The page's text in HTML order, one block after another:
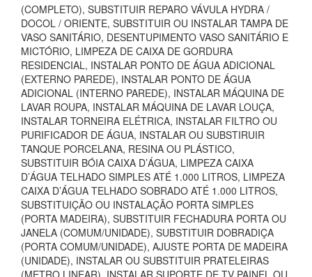
(COMPLETO), SUBSTITUIR REPARO VÁVULA HYDRA /
DOCOL / ORIENTE, SUBSTITUIR OU INSTALAR TAMPA DE
VASO SANITÁRIO, DESENTUPIMENTO VASO SANITÁRIO E
MICTÓRIO, LIMPEZA DE CAIXA DE GORDURA
RESIDENCIAL, INSTALAR PONTO DE ÁGUA ADICIONAL
(EXTERNO PAREDE), INSTALAR PONTO DE ÁGUA
ADICIONAL (INTERNO PAREDE), INSTALAR MÁQUINA DE
LAVAR ROUPA, INSTALAR MÁQUINA DE LAVAR LOUÇA,
INSTALAR TORNEIRA ELÉTRICA, INSTALAR FILTRO OU
PURIFICADOR DE ÁGUA, INSTALAR OU SUBSTIRUIR
TANQUE PORCELANA, RESINA OU PLÁSTICO,
SUBSTITUIR BÓIA CAIXA D’ÁGUA, LIMPEZA CAIXA
D’ÁGUA TELHADO SIMPLES ATÉ 1.000 LITROS, LIMPEZA
CAIXA D’ÁGUA TELHADO SOBRADO ATÉ 1.000 LITROS,
SUBSTITUIÇÃO OU INSTALAÇÃO PORTA SIMPLES
(PORTA MADEIRA), SUBSTITUIR FECHADURA PORTA OU
JANELA (COMUM/UNIDADE), SUBSTITUIR DOBRADIÇA
(PORTA COMUM/UNIDADE), AJUSTE PORTA DE MADEIRA
(UNIDADE), INSTALAR OU SUBSTITUIR PRATELEIRAS
(METRO LINEAR), INSTALAR SUPORTE DE TV PAINEL OU